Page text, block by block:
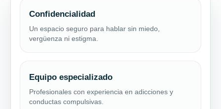
Confidencialidad
Un espacio seguro para hablar sin miedo,
vergüenza ni estigma.
Equipo especializado
Profesionales con experiencia en adicciones y
conductas compulsivas.